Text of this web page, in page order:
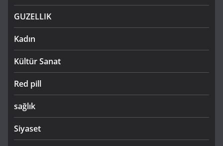
GUZELLIK
Kadın
Kültür Sanat
Red pill
sağlık
Siyaset